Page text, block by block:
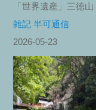
「世界遺産」三徳
雑記 半可通信
2026-05-23